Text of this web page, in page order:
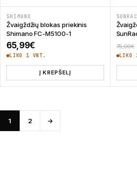
SHIMANO
Žvaigždžių blokas priekinis
Shimano FC-M5100-1
65,99€
LIKO 1 VNT.
Į KREPŠELĮ
75,00€
LIKO
1 2 →